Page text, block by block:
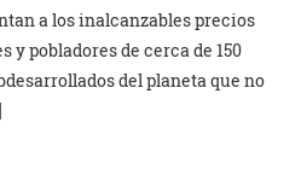
a los inalcanzables precios
y pobladores de cerca de 150
del planeta que no